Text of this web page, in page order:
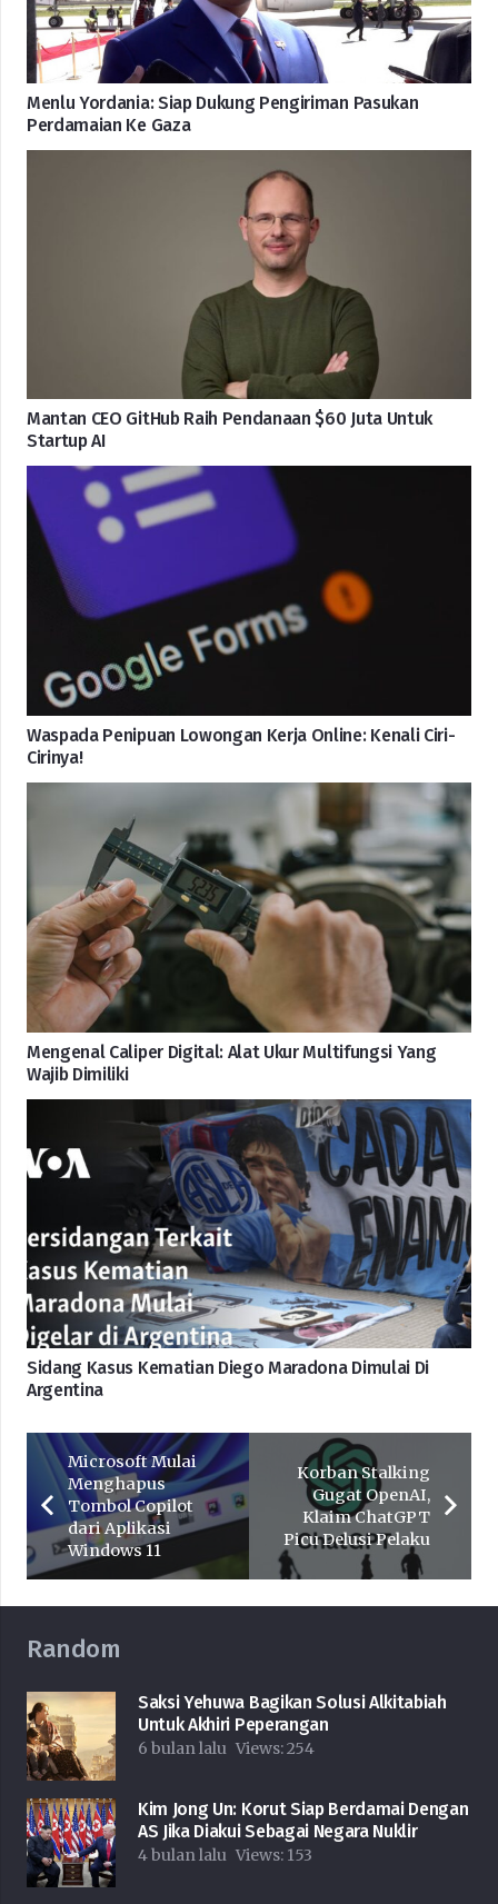
Menlu Yordania: Siap Dukung Pengiriman Pasukan
Perdamaian Ke Gaza
Mantan CEO GitHub Raih Pendanaan $60 Juta Untuk
Startup AI
Waspada Penipuan Lowongan Kerja Online: Kenali Ciri-
Cirinya!
Mengenal Caliper Digital: Alat Ukur Multifungsi Yang
Wajib Dimiliki
Sidang Kasus Kematian Diego Maradona Dimulai Di
Argentina
Microsoft Mulai
Menghapus
Tombol Copilot
dari Aplikasi
Windows 11
Korban Stalking
Gugat OpenAI,
Klaim ChatGPT
Picu Delusi Pelaku
Random
Saksi Yehuwa Bagikan Solusi Alkitabiah
Untuk Akhiri Peperangan
6 bulan lalu Views:254
Kim Jong Un: Korut Siap Berdamai Dengan
AS Jika Diakui Sebagai Negara Nuklir
4 bulan lalu Views: 153